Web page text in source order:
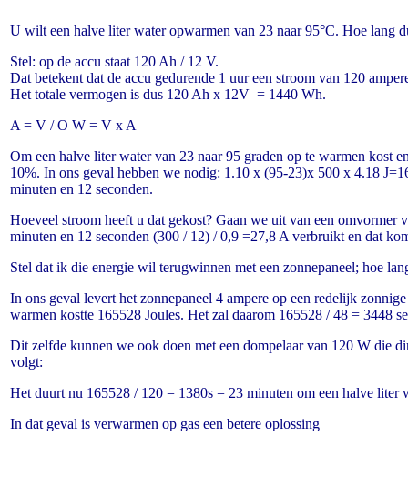
U wilt een halve liter water opwarmen van 23 naar 95°C. Hoe lang
Stel: op de accu staat 120 Ah / 12 V.
Dat betekent dat de accu gedurende 1 uur een stroom van 120
Het totale vermogen is dus 120 Ah x 12V = 1440 Wh.
A = V / O W = V x A
Om een halve liter water van 23 naar 95 graden op te warmen kost
10%. In ons geval hebben we nodig: 1.10 x (95-23)x 500 x 4.18
minuten en 12 seconden.
Hoeveel stroom heeft u dat gekost? Gaan we uit van een omvormer
minuten en 12 seconden (300 / 12) / 0,9 =27,8 A verbruikt en dat
Stel dat ik die energie wil terugwinnen met een zonnepaneel; hoe
In ons geval levert het zonnepaneel 4 ampere op een redelijk
warmen kostte 165528 Joules. Het zal daarom 165528 / 48 = 3448
Dit zelfde kunnen we ook doen met een dompelaar van 120 W die
volgt:
Het duurt nu 165528 / 120 = 1380s = 23 minuten om een halve liter
In dat geval is verwarmen op gas een betere oplossing